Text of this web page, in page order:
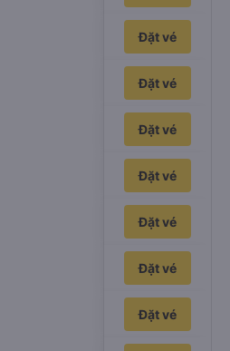
14h39p
Đặt vé
14h20p
Đặt vé
2h26pĐặt vé
1h35pĐặt vé
1h35pĐặt vé
1h46pĐặt vé
1h35pĐặt vé